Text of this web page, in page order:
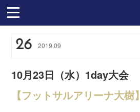
26 2019.09
10月23日（水）1day大会
【フットサルアリーナ大樹】